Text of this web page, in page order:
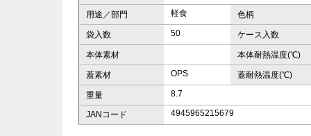
用途／部門 軽食 色柄
袋入数 50 ケース入数
本体素材 本体耐熱温度(℃)
蓋素材 OPS 蓋耐熱温度(℃)
重量 8.7
JANコード 4945965215679